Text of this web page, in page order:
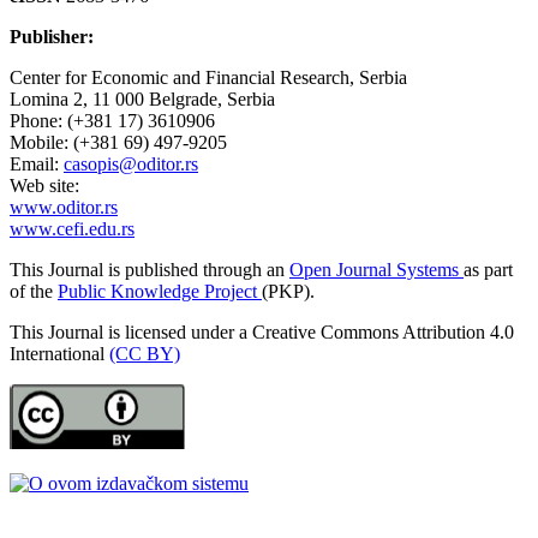
Publisher:
Center for Economic and Financial Research, Serbia
Lomina 2, 11 000 Belgrade, Serbia
Phone: (+381 17) 3610906
Mobile: (+381 69) 497-9205
Email: casopis@oditor.rs
Web site:
www.oditor.rs
www.cefi.edu.rs
This Journal is published through an Open Journal Systems as part
of the Public Knowledge Project (PKP).
This Journal is licensed under a Creative Commons Attribution 4.0
International (CC BY)